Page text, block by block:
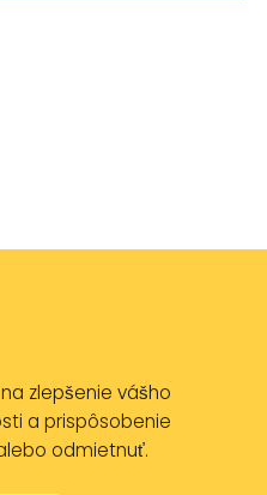
zlepšenie vášho
a prispôsobenie
odmietnuť.